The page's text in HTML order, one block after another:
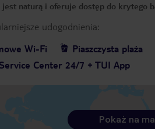
jest naturą i oferuje dostęp do krytego
udogodnienia:
Wi-Fi
Piaszczysta plaża
Center 24/7 + TUI App
Pokaż na